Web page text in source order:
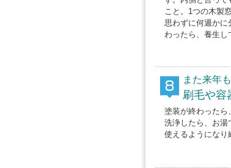
こと。1つの木製
思わずに何週かに
わったら、養生し
また来年
刷毛や容
塗装が終わったら
洗浄したら、お湯
使えるようになり